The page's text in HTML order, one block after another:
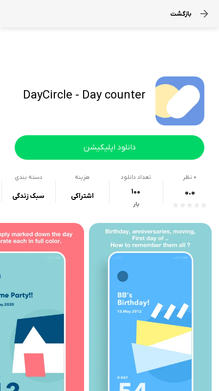
بازگشت
DayCircle - Day counter
دانلود اپلیکیشن
0 نظر
0.0
تعداد دانلود
100
بار
هزینه
اشتراکی
دسته بندی
سبک زندگی